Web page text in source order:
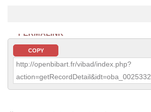
PERMALINK
COPY
http://openbibart.fr/vibad/index.php?
action=getRecordDetail&idt=oba_0025332